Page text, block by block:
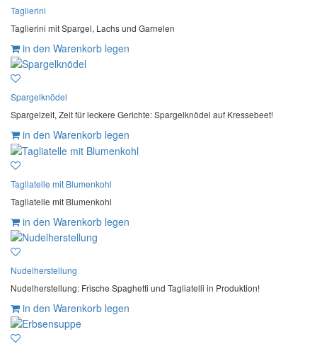
Taglierini
Taglierini mit Spargel, Lachs und Garnelen
in den Warenkorb legen
Spargelknödel
Spargelzeit, Zeit für leckere Gerichte: Spargelknödel auf Kressebeet!
in den Warenkorb legen
Tagliatelle mit Blumenkohl
Tagliatelle mit Blumenkohl
in den Warenkorb legen
Nudelherstellung
Nudelherstellung: Frische Spaghetti und Tagliatelli in Produktion!
in den Warenkorb legen